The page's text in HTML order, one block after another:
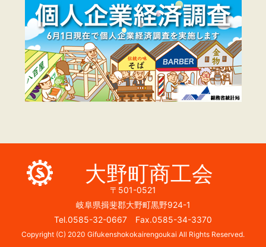
大野町商工会
〒501-0521
岐阜県揖斐郡大野町黒野924-1
Tel.0585-32-0667 Fax.0585-34-3370
Copyright (C) 2020 Gifukenshokokairengoukai All Rights Reserved.